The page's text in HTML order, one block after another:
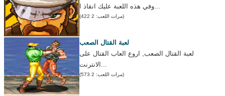
وفي هذه اللعبة عليك انقاذ ا...
(مرات اللعب: 2 422)
لعبة القتال الصعب
لعبة القتال الصعب, اروع العاب القتال على
الانترنت...
(مرات اللعب: 2 573)